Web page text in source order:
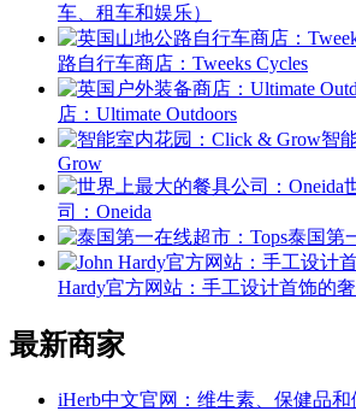
车、租车和娱乐）
路自行车商店：Tweeks Cycles
店：Ultimate Outdoors
智
Grow
司：Oneida
泰国第
Hardy官方网站：手工设计首饰的
最新商家
iHerb中文官网：维生素、保健品和